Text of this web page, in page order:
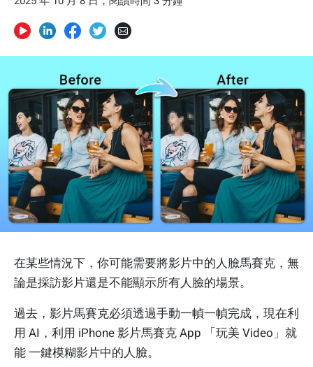
在某些情況下，你可能需要將影片中的人臉馬賽克，無
論是採訪影片還是不能顯示所有人臉的場景。
過去，影片馬賽克必須透過手動一幀一幀完成，現在利
用 AI，利用 iPhone 影片馬賽克 App 「玩美 Video」就
能 一鍵模糊影片中的人臉。